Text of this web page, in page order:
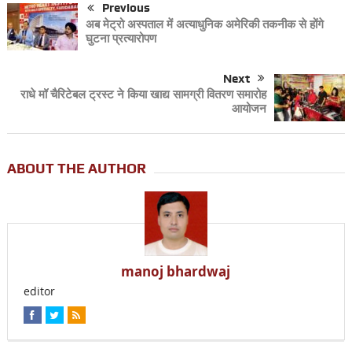
Previous
अब मेट्रो अस्पताल में अत्याधुनिक अमेरिकी तकनीक से होंगे
घुटना प्रत्यारोपण
Next
राधे मॉ चैरिटेबल ट्रस्ट ने किया खाद्य सामग्री वितरण समारोह
आयोजन
ABOUT THE AUTHOR
manoj bhardwaj
editor